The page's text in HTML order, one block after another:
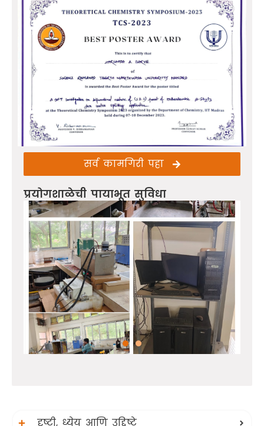
सर्व कामगिरी पहा
प्रयोगशाळेची पायाभूत सुविधा
दृष्टी, ध्येय आणि उद्दिष्टे